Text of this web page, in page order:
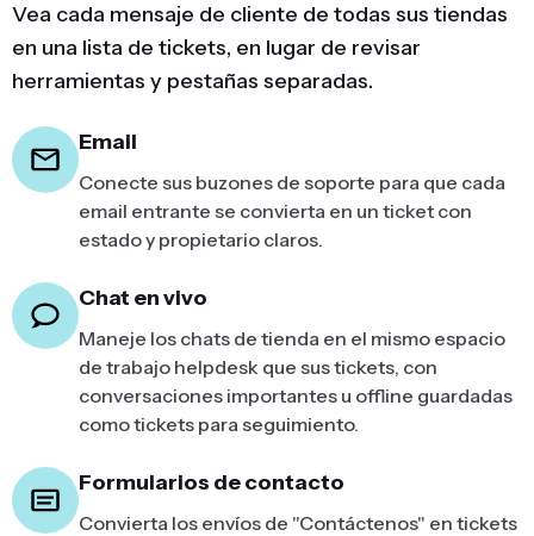
Vea cada mensaje de cliente de todas sus tiendas
en una lista de tickets, en lugar de revisar
herramientas y pestañas separadas.
Email
Conecte sus buzones de soporte para que cada
email entrante se convierta en un ticket con
estado y propietario claros.
Chat en vivo
Maneje los chats de tienda en el mismo espacio
de trabajo helpdesk que sus tickets, con
conversaciones importantes u offline guardadas
como tickets para seguimiento.
Formularios de contacto
Convierta los envíos de "Contáctenos" en tickets